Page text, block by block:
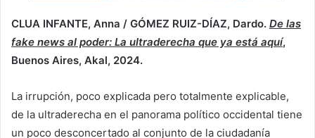
CLUA INFANTE, Anna / GÓMEZ RUIZ-DÍAZ, Dardo. De las
fake news al poder: La ultraderecha que ya está aquí,
Buenos Aires, Akal, 2024.
La irrupción, poco explicada pero totalmente explicable,
de la ultraderecha en el panorama político occidental tiene
un poco desconcertado al conjunto de la ciudadanía